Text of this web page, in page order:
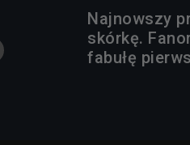
Najnowszy
skórkę.
fabułę